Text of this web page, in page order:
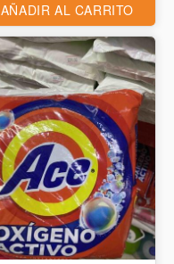
AÑADIR AL CARRITO